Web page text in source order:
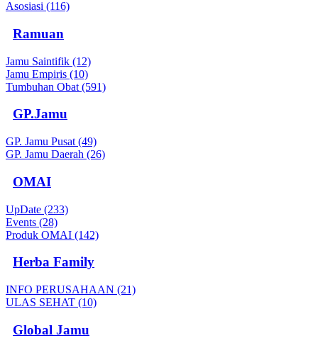
Asosiasi (116)
Ramuan
Jamu Saintifik (12)
Jamu Empiris (10)
Tumbuhan Obat (591)
GP.Jamu
GP. Jamu Pusat (49)
GP. Jamu Daerah (26)
OMAI
UpDate (233)
Events (28)
Produk OMAI (142)
Herba Family
INFO PERUSAHAAN (21)
ULAS SEHAT (10)
Global Jamu